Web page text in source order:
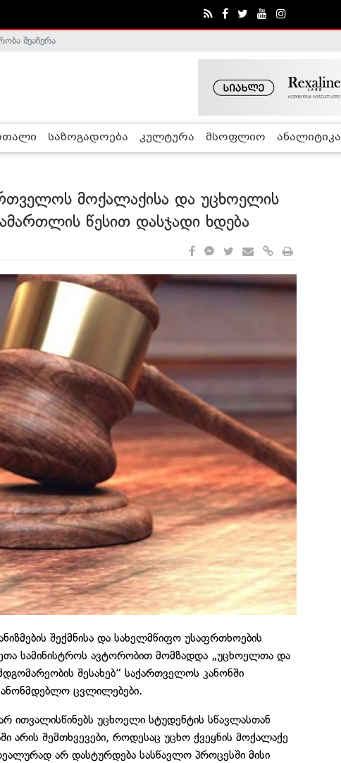
- ჰელსინკის კომისია
შეაჩერა
საზოგადოება კულტურა მსოფლიო ანალიტიკა
მოქალაქისა და უცხოელის
წესით დასჯადი ხდება
შექმნისა და სახელმწიფო უსაფრთხოების
სამინისტროს ავტორობით მომზადდა „უცხოელთა და
შესახებ“ საქართველოს კანონში
ცვლილებები.
ითვალისწინებს უცხოელი სტუდენტის სწავლასთან
არის შემთხვევები, როდესაც უცხო ქვეყნის მოქალაქე
არ დასტურდება სასწავლო პროცესში მისი